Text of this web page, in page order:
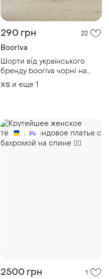
290 грн 22
Booriva
Шорти від українського
бренду booriva чорні на
резинці
ХS и еще 1
2500 грн
1